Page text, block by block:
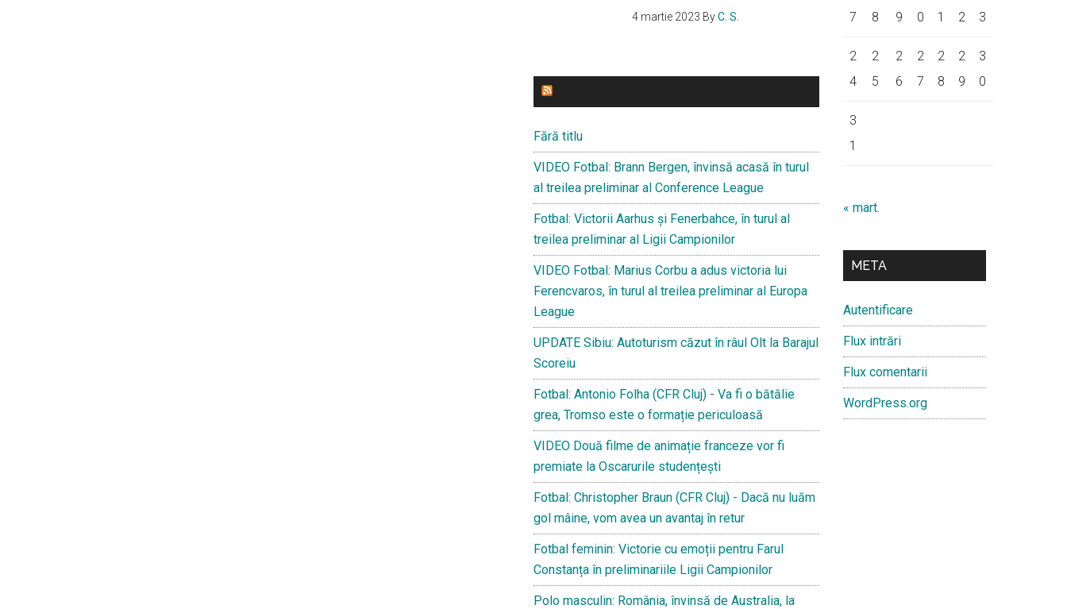
4 martie 2023 ByC. S.
Fără titlu
VIDEO Fotbal: Brann Bergen, învinsă acasă în turul
al treilea preliminar al Conference League
Fotbal: Victorii Aarhus și Fenerbahce, în turul al
treilea preliminar al Ligii Campionilor
VIDEO Fotbal: Marius Corbu a adus victoria lui
Ferencvaros, în turul al treilea preliminar al Europa
League
UPDATE Sibiu: Autoturism căzut în râul Olt la Barajul
Scoreiu
Fotbal: Antonio Folha (CFR Cluj) - Va fi o bătălie
grea, Tromso este o formație periculoasă
VIDEO Două filme de animație franceze vor fi
premiate la Oscarurile studențești
Fotbal: Christopher Braun (CFR Cluj) - Dacă nu luăm
gol mâine, vom avea un avantaj în retur
Fotbal feminin: Victorie cu emoții pentru Farul
Constanța în preliminariile Ligii Campionilor
Polo masculin: România, învinsă de Australia, la
7
8
9
0
1
2
3
2
4
2
5
2
6
2
7
2
8
2
9
3
0
3
1
« mart.
META
Autentificare
Flux intrări
Flux comentarii
WordPress.org